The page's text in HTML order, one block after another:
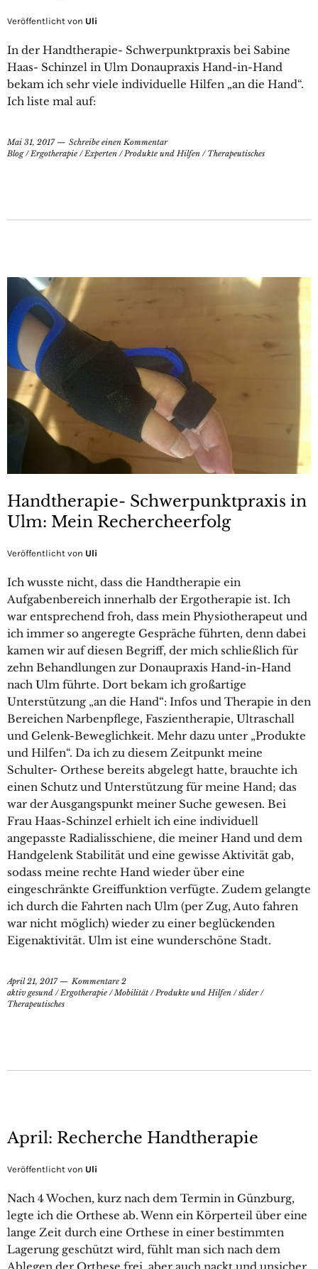
Veröffentlicht von Uli
In der Handtherapie- Schwerpunktpraxis bei Sabine
Haas- Schinzel in Ulm Donaupraxis Hand-in-Hand
bekam ich sehr viele individuelle Hilfen „an die Hand“.
Ich liste mal auf:
Mai 31, 2017
Schreibe einen Kommentar
Blog/ Ergotherapie / Experten / Produkte und Hilfen / Therapeutisches
Handtherapie- Schwerpunktpraxis in
Ulm: Mein Rechercheerfolg
Veröffentlicht von Uli
Ich wusste nicht, dass die Handtherapie ein
Aufgabenbereich innerhalb der Ergotherapie ist. Ich
war entsprechend froh, dass mein Physiotherapeut und
ich immer so angeregte Gespräche führten, denn dabei
kamen wir auf diesen Begriff, der mich schließlich für
zehn Behandlungen zur Donaupraxis Hand-in-Hand
nach Ulm führte. Dort bekam ich großartige
Unterstützung „an die Hand“: Infos und Therapie in den
Bereichen Narbenpflege, Faszientherapie, Ultraschall
und Gelenk-Beweglichkeit. Mehr dazu unter „Produkte
und Hilfen“. Da ich zu diesem Zeitpunkt meine
Schulter- Orthese bereits abgelegt hatte, brauchte ich
einen Schutz und Unterstützung für meine Hand; das
war der Ausgangspunkt meiner Suche gewesen. Bei
Frau Haas-Schinzel erhielt ich eine individuell
angepasste Radialisschiene, die meiner Hand und dem
Handgelenk Stabilität und eine gewisse Aktivität gab,
sodass meine rechte Hand wieder über eine
eingeschränkte Greiffunktion verfügte. Zudem gelangte
ich durch die Fahrten nach Ulm (per Zug, Auto fahren
war nicht möglich) wieder zu einer beglückenden
Eigenaktivität. Ulm ist eine wunderschöne Stadt.
April 21, 2017
Kommentare 2
aktiv gesund /Ergotherapie /Mobilität /Produkte und Hilfen /slider/
Therapeutisches
April: Recherche Handtherapie
Veröffentlicht von Uli
Nach 4 Wochen, kurz nach dem Termin in Günzburg,
legte ich die Orthese ab. Wenn ein Körperteil über eine
lange Zeit durch eine Orthese in einer bestimmten
Lagerung geschützt wird, fühlt man sich nach dem